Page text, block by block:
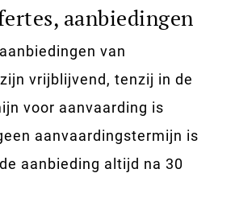
aanbiedingen
van
vrijblijvend, tenzij in de
voor aanvaarding is
aanvaardingstermijn is
aanbieding altijd na 30